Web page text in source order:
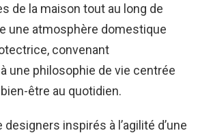
de la maison tout au long de
une atmosphère domestique
convenant
une philosophie de vie centrée
être au quotidien.
designers inspirés à l’agilité d’une